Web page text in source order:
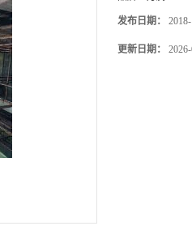
发布日期：
更新日期：